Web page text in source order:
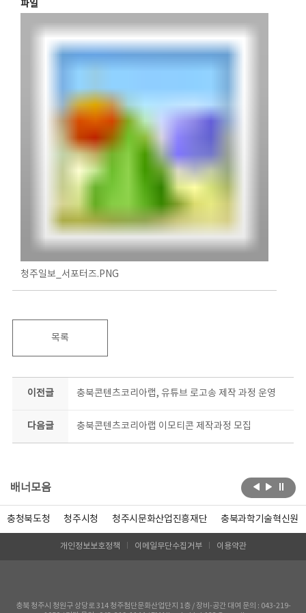
파일
청주일보_서포터즈.PNG
목록
이전글 충북콘텐츠코리아랩, 유튜브 로고송 제작 과정 운영
다음글 충북콘텐츠코리아랩 이모티콘 제작과정 모집
배너모음
충청북도청 청주시청 청주시문화산업진흥재단 충북과학기술혁신원
개인정보보호정책 이메일무단수집거부 이용약관
충북 청주시 청원구 상당로 314 청주첨단문화산업단지 1층 / 장비-공간 대여 문의 : 043-219-